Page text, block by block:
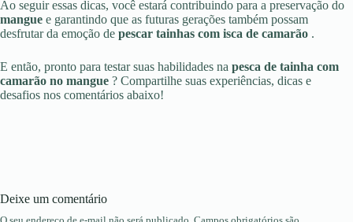
Ao seguir essas dicas, você estará contribuindo para a preservação do
mangue e garantindo que as futuras gerações também possam
desfrutar da emoção de pescar tainhas com isca de camarão .
E então, pronto para testar suas habilidades na pesca de tainha com
camarão no mangue ? Compartilhe suas experiências, dicas e
desafios nos comentários abaixo!
Deixe um comentário